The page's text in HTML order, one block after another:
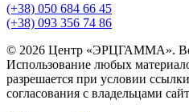
(+38) 050 684 66 45
(+38) 093 356 74 86
© 2026 Центр «ЭРЦГАММА».
Использование любых
разрешается при условии
согласования с владельцами